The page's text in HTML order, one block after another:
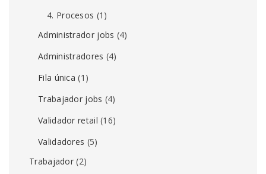
4. Procesos (1)
Administrador jobs (4)
Administradores (4)
Fila única (1)
Trabajador jobs (4)
Validador retail (16)
Validadores (5)
Trabajador (2)